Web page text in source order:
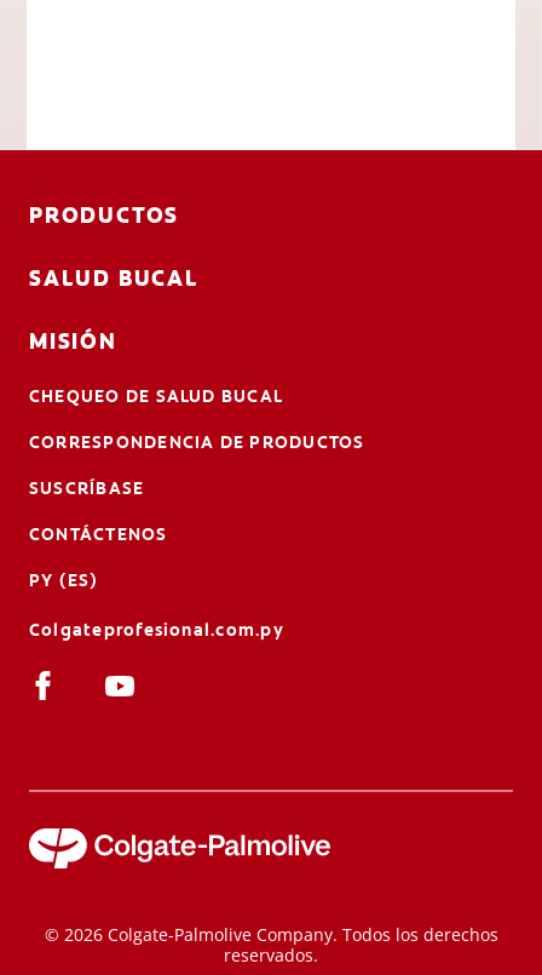
PRODUCTOS
SALUD BUCAL
MISIÓN
CHEQUEO DE SALUD BUCAL
CORRESPONDENCIA DE PRODUCTOS
SUSCRÍBASE
CONTÁCTENOS
PY (ES)
Colgateprofesional.com.py
© 2026 Colgate-Palmolive Company. Todos los derechos
reservados.